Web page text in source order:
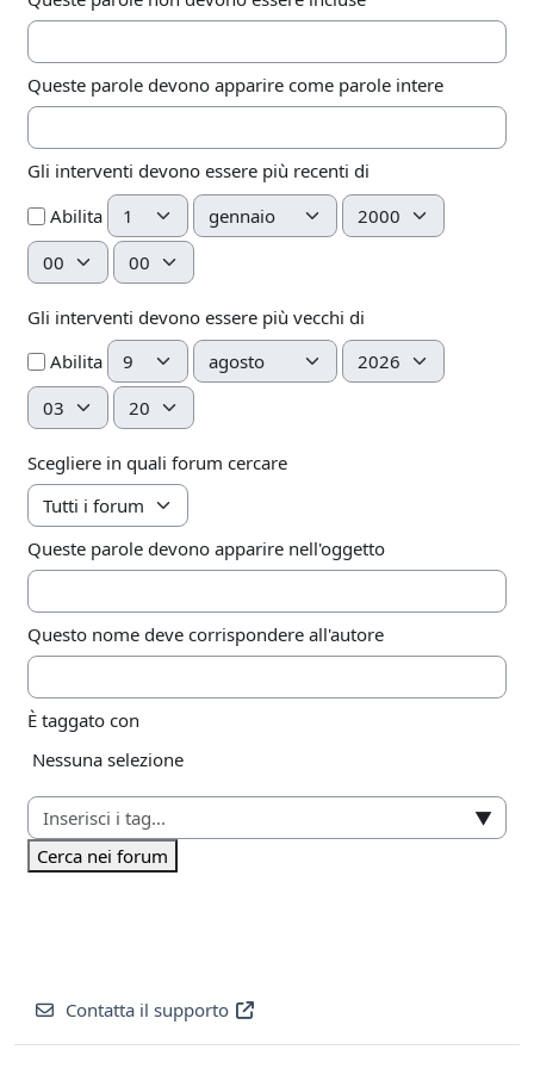
Queste parole devono apparire come parole intere
Gli interventi devono essere più recenti di
Abilita Giorno Mese
Anno
Ora
Minuto
Gli interventi devono essere più vecchi di
Abilita Giorno Mese
Anno
Ora
Minuto
Scegliere in quali forum cercare
Queste parole devono apparire nell'oggetto
Questo nome deve corrispondere all'autore
È taggato con
Elementi selezionati:
Nessuna selezione
▼
Cerca nei forum
Contatta il supporto